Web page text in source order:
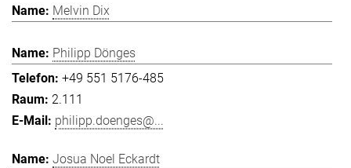
Melvin Dix
Philipp Dönges
+49 551 5176-485
2.111
philipp.doenges@...
Josua Noel Eckardt